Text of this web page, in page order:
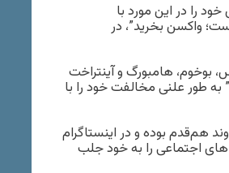
را در این مورد با
واکسن بخرید”، در
بوخوم، هامبورگ و آینتراخت
به طور علنی مخالفت خود را با
هم‌قدم بوده و در اینستاگرام
های اجتماعی را به خود جلب